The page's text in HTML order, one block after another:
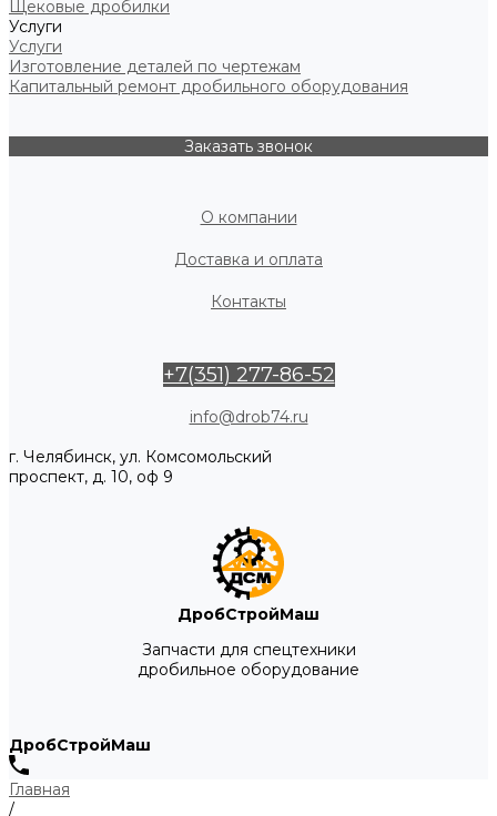
Щековые дробилки
Услуги
Услуги
Изготовление деталей по чертежам
Капитальный ремонт дробильного оборудования
Заказать звонок
О компании
Доставка и оплата
Контакты
+7(351) 277-86-52
info@drob74.ru
г. Челябинск, ул. Комсомольский
проспект, д. 10, оф 9
ДробСтройМаш
Запчасти для спецтехники
дробильное оборудование
ДробСтройМаш
Главная
/